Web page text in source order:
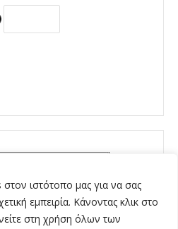
ιστότοπο μας για να σας
εμπειρία. Κάνοντας κλικ στο
στη χρήση όλων των